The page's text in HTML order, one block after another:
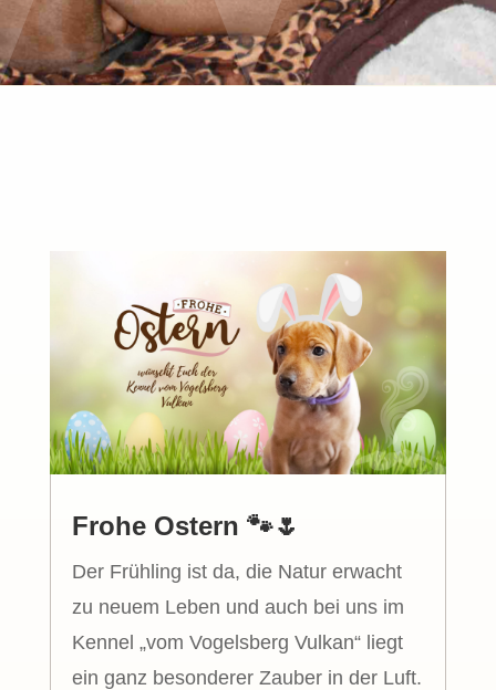
Frohe Ostern 🐾🌷
Der Frühling ist da, die Natur erwacht
zu neuem Leben und auch bei uns im
Kennel „vom Vogelsberg Vulkan“ liegt
ein ganz besonderer Zauber in der Luft.